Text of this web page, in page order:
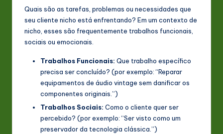
Quais são as tarefas, problemas ou necessidades que
seu cliente nicho está enfrentando? Em um contexto de
nicho, esses são frequentemente trabalhos funcionais,
sociais ou emocionais.
Trabalhos Funcionais: Que trabalho específico
precisa ser concluído? (por exemplo: “Reparar
equipamentos de áudio vintage sem danificar os
componentes originais.”)
Trabalhos Sociais: Como o cliente quer ser
percebido? (por exemplo: “Ser visto como um
preservador da tecnologia clássica.”)